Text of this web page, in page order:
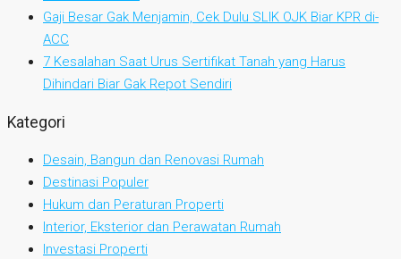
Gaji Besar Gak Menjamin, Cek Dulu SLIK OJK Biar KPR di-
ACC
7 Kesalahan Saat Urus Sertifikat Tanah yang Harus
Dihindari Biar Gak Repot Sendiri
Kategori
Desain, Bangun dan Renovasi Rumah
Destinasi Populer
Hukum dan Peraturan Properti
Interior, Eksterior dan Perawatan Rumah
Investasi Properti